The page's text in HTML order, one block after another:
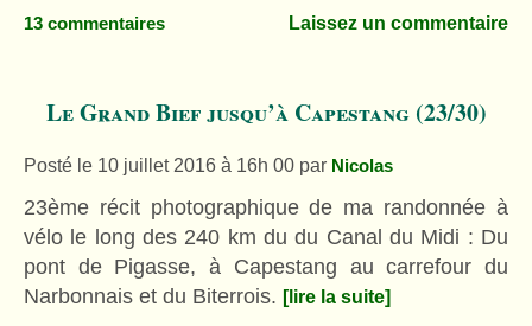
13 commentaires Laissez un commentaire
Le Grand Bief jusqu’à Capestang (23/30)
Posté le 10 juillet 2016 à 16h 00 par Nicolas
23ème récit photographique de ma randonnée à
vélo le long des 240 km du du Canal du Midi : Du
pont de Pigasse, à Capestang au carrefour du
Narbonnais et du Biterrois. [lire la suite]